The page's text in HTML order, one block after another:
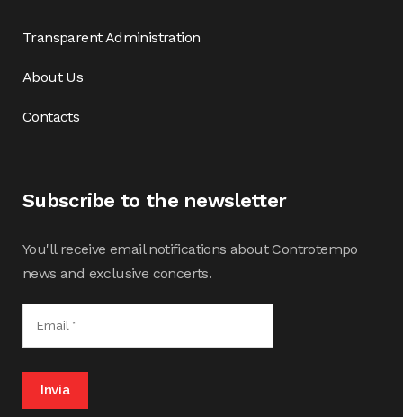
Transparent Administration
About Us
Contacts
Subscribe to the newsletter
You'll receive email notifications about Controtempo
news and exclusive concerts.